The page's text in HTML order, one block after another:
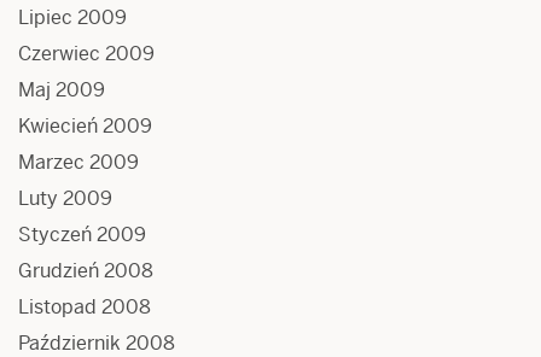
Lipiec 2009
Czerwiec 2009
Maj 2009
Kwiecień 2009
Marzec 2009
Luty 2009
Styczeń 2009
Grudzień 2008
Listopad 2008
Październik 2008